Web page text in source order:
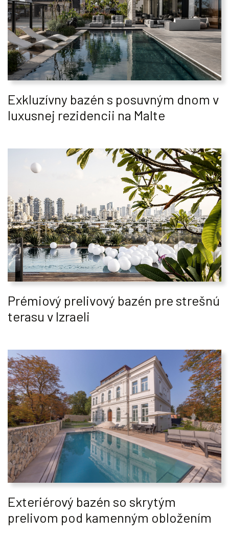
Exkluzívny bazén s posuvným dnom v
luxusnej rezidencii na Malte
Prémiový prelivový bazén pre strešnú
terasu v Izraeli
Exteriérový bazén so skrytým
prelivom pod kamenným obložením